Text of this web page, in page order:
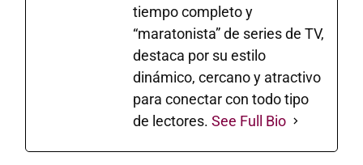
tiempo completo y
“maratonista” de series de TV,
destaca por su estilo
dinámico, cercano y atractivo
para conectar con todo tipo
de lectores. See Full Bio